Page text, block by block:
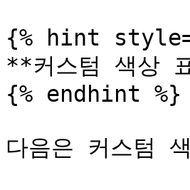
{% hint
**커스텀 색상
{% endhint %}
다음은 커스텀